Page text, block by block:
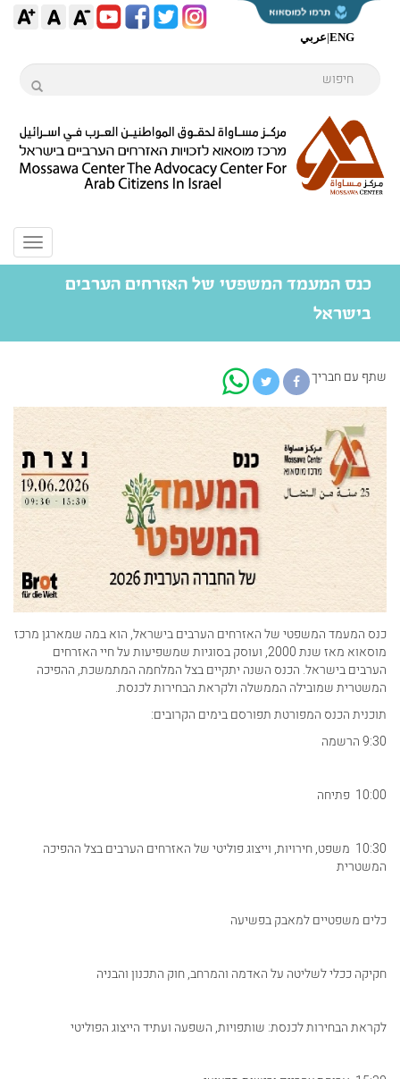
ENG
|عربي
Toggle
כנס המעמד המשפטי של האזרחים הערבים
בישראל
שתף עם חבריך
כנס המעמד המשפטי של האזרחים הערבים בישראל, הוא במה שמארגן מרכז
מוסאוא מאז שנת 2000, ועוסק בסוגיות שמשפיעות על חיי האזרחים
הערבים בישראל. הכנס השנה יתקיים בצל המלחמה המתמשכת, ההפיכה
המשטרית שמובילה הממשלה ולקראת הבחירות לכנסת.
תוכנית הכנס המפורטת תפורסם בימים הקרובים:
9:30 הרשמה
10:00 פתיחה
10:30 משפט, חירויות, וייצוג פוליטי של האזרחים הערבים בצל ההפיכה
המשטרית
כלים משפטיים למאבק בפשיעה
חקיקה ככלי לשליטה על האדמה והמרחב, חוק התכנון והבניה
לקראת הבחירות לכנסת: שותפויות, השפעה ועתיד הייצוג הפוליטי